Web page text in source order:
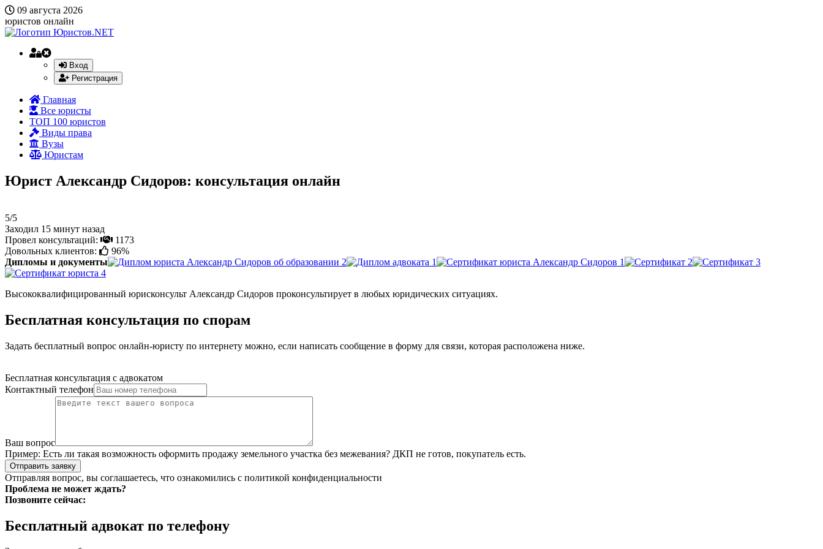
09 августа 2026
юристов онлайн
Вход
Регистрация
Главная
Все юристы
ТОП 100 юристов
Виды права
Вузы
Юристам
Юрист Александр Сидоров: консультация онлайн
5/5
Заходил 15 минут назад
Провел консультаций:
1173
Довольных клиентов:
96%
Дипломы и документы
Высококвалифицированный юрисконсульт Александр Сидоров проконсультирует в любых юридических ситуациях.
Бесплатная консультация по спорам
Задать бесплатный вопрос онлайн-юристу по интернету можно, если написать сообщение в форму для связи, которая расположена ниже.
Бесплатная консультация с адвокатом
Контактный телефон
Ваш вопрос
Пример: Есть ли такая возможность оформить продажу земельного участка без межевания? ДКП не готов, покупатель есть.
Отправить заявку
Отправляя вопрос, вы соглашаетесь, что ознакомились с политикой конфиденциальности
Проблема не может ждать?
Позвоните сейчас:
Бесплатный адвокат по телефону